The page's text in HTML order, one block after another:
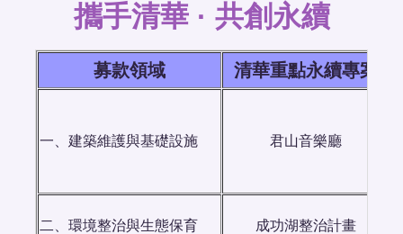
攜手清華 · 共創永續
募款領域 清華重點永續專案
一、建築維護與基礎設施 君山音樂廳
二、環境整治與生態保育 成功湖整治計畫